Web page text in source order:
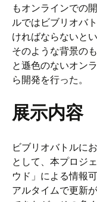
もオンラインでの
ルではビブリオバ
ければならないと
そのような背景の
と遜色のないオン
ら開発を行った。
展示内容
ビブリオバトルに
として、本プロジ
ウド」による情報
アルタイムで更新